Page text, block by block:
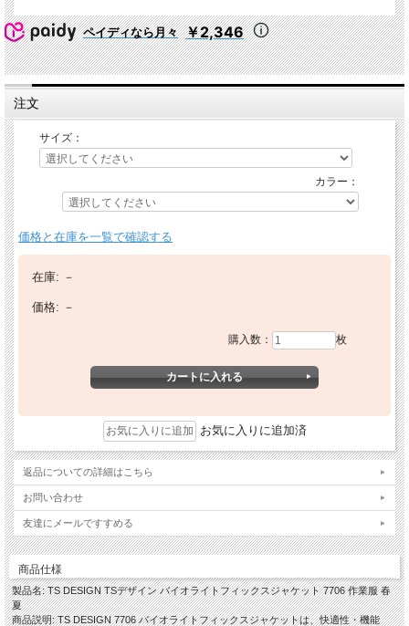
ペイディなら月々 ￥2,346
注文
サイズ：
カラー：
価格と在庫を一覧で確認する
在庫: －
価格: －
購入数： 枚
お気に入りに追加済
返品についての詳細はこちら
お問い合わせ
友達にメールですすめる
商品仕様
製品名: TS DESIGN TSデザイン バイオライトフィックスジャケット 7706 作業服 春
夏
商品説明: TS DESIGN 7706 バイオライトフィックスジャケットは、快適性・機能